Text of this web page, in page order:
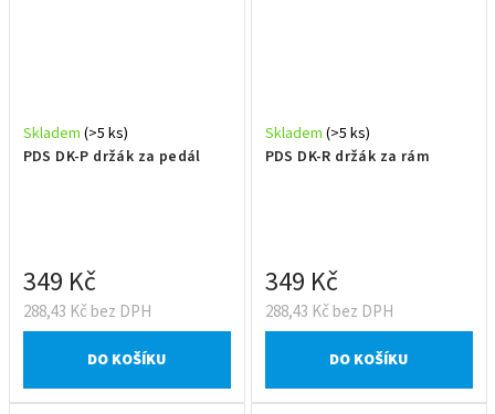
PDS DK-P držák za pedál
Skladem (>5 ks)
288,43 Kč bez DPH
349 Kč
DO KOŠÍKU
PDS DK-R držák za rám
Skladem (>5 ks)
288,43 Kč bez DPH
349 Kč
DO KOŠÍKU